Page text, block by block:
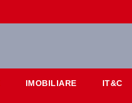
IMOBILIARE IT&C